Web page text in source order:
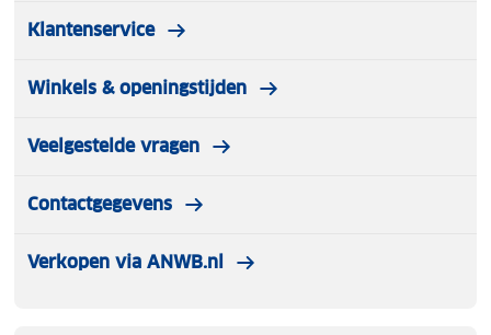
Klantenservice
Winkels & openingstijden
Veelgestelde vragen
Contactgegevens
Verkopen via ANWB.nl